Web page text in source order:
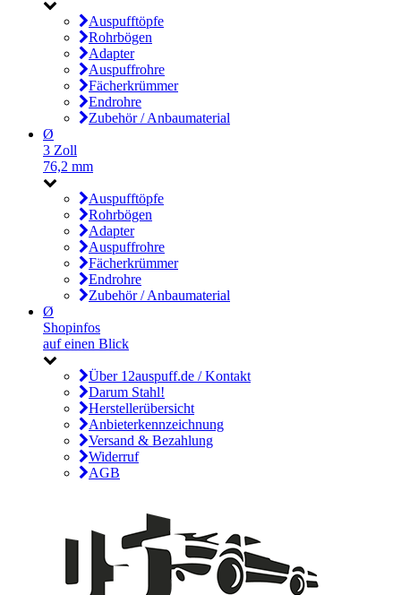
Auspufftöpfe
Rohrbögen
Adapter
Auspuffrohre
Fächerkrümmer
Endrohre
Zubehör / Anbaumaterial
Ø
3 Zoll
76,2 mm
Auspufftöpfe
Rohrbögen
Adapter
Auspuffrohre
Fächerkrümmer
Endrohre
Zubehör / Anbaumaterial
Ø
Shopinfos
auf einen Blick
Über 12auspuff.de / Kontakt
Darum Stahl!
Herstellerübersicht
Anbieterkennzeichnung
Versand & Bezahlung
Widerruf
AGB